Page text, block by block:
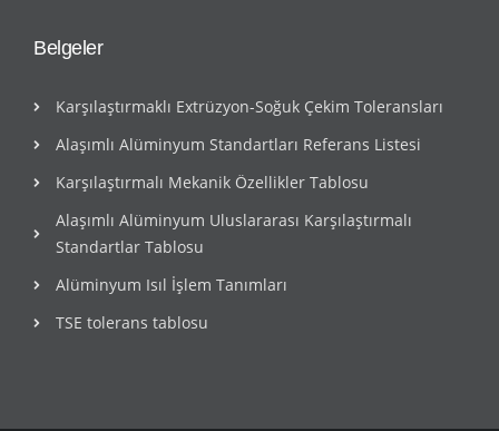
Belgeler
Karşılaştırmaklı Extrüzyon-Soğuk Çekim Toleransları
Alaşımlı Alüminyum Standartları Referans Listesi
Karşılaştırmalı Mekanik Özellikler Tablosu
Alaşımlı Alüminyum Uluslararası Karşılaştırmalı
Standartlar Tablosu
Alüminyum Isıl İşlem Tanımları
TSE tolerans tablosu